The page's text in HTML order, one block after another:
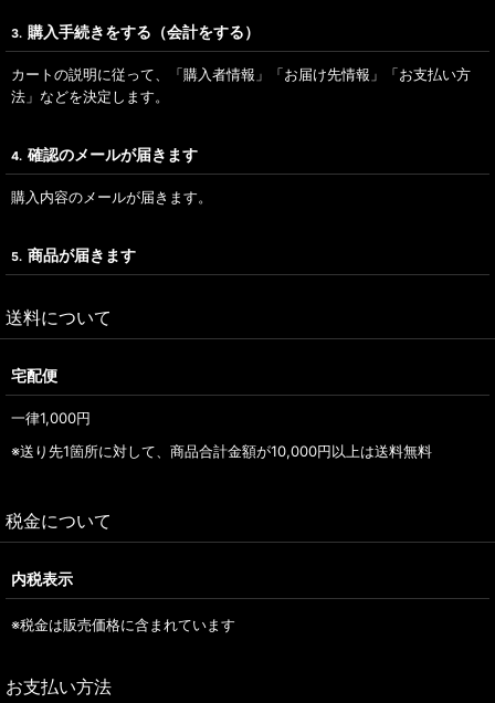
3. 購入手続きをする（会計をする）
カートの説明に従って、「購入者情報」「お届け先情報」「お支払い方
法」などを決定します。
4. 確認のメールが届きます
購入内容のメールが届きます。
5. 商品が届きます
送料について
宅配便
一律1,000円
※送り先1箇所に対して、商品合計金額が10,000円以上は送料無料
税金について
内税表示
※税金は販売価格に含まれています
お支払い方法